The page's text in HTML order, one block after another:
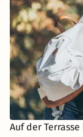
Auf der